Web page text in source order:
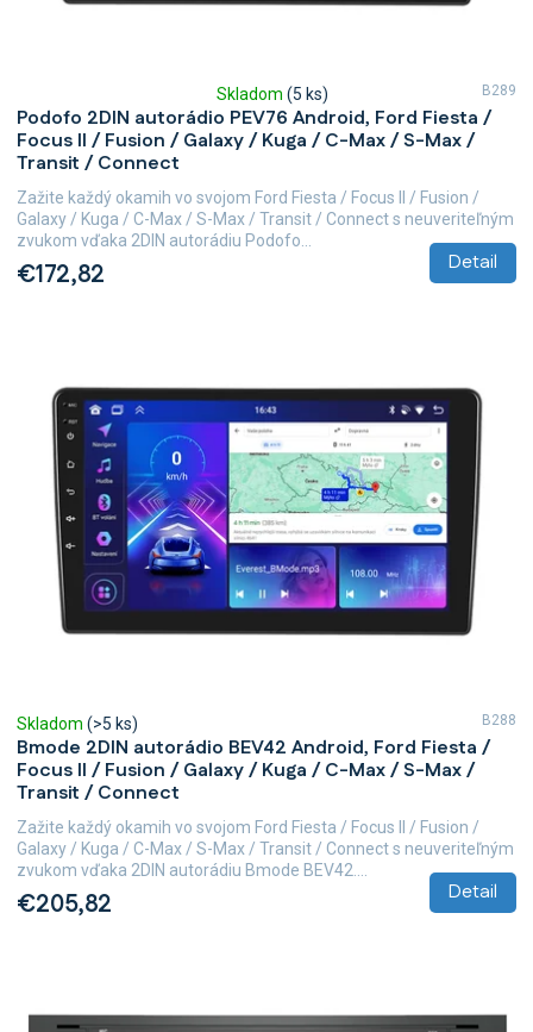
Podofo 2DIN autorádio PEV76 Android, Ford Fiesta /
Focus II / Fusion / Galaxy / Kuga / C-Max / S-Max /
Transit / Connect
hodnotenie
produktu
je
5,0
z
5
Skladom (5 ks)
€172,82 Detail
Zažite každý okamih vo svojom Ford Fiesta / Focus II / Fusion /
Galaxy / Kuga / C-Max / S-Max / Transit / Connect s neuveriteľným
zvukom vďaka 2DIN autorádiu Podofo...
B289
Bmode 2DIN autorádio BEV42 Android, Ford Fiesta /
Focus II / Fusion / Galaxy / Kuga / C-Max / S-Max /
Transit / Connect
Skladom (>5 ks)
€205,82 Detail
Zažite každý okamih vo svojom Ford Fiesta / Focus II / Fusion /
Galaxy / Kuga / C-Max / S-Max / Transit / Connect s neuveriteľným
zvukom vďaka 2DIN autorádiu Bmode BEV42....
B288